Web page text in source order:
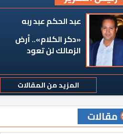
عبد الحكم عبد ربه
«دكر الكلام».. أرض
الزمالك لن تعود
المزيد من المقالات
مقالات